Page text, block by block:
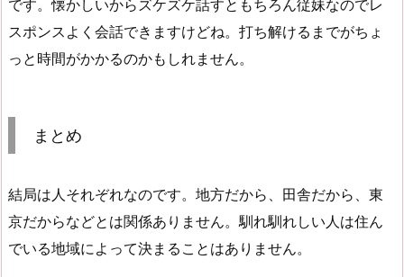
です。懐かしいからズケズケ話すともちろん従妹なのでレ
スポンスよく会話できますけどね。打ち解けるまでがちょ
っと時間がかかるのかもしれません。
まとめ
結局は人それぞれなのです。地方だから、田舎だから、東
京だからなどとは関係ありません。馴れ馴れしい人は住ん
でいる地域によって決まることはありません。